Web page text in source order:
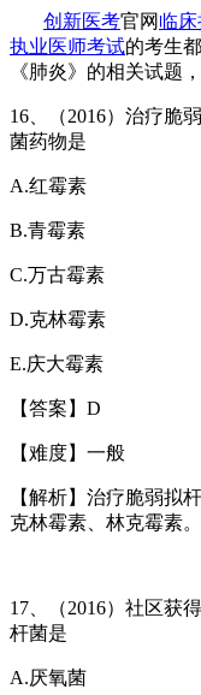
创新医考官网 临
执业医师考试的考生
《肺炎》的相关试题
16 、（2016）治疗脆
菌药物是
A.红霉素
B.青霉素
C.万古霉素
D.克林霉素
E.庆大霉素
【答案】 D
【难度】一般
【解析】治疗脆弱拟
克林霉素、林克霉素。
17 、（2016）社区获
杆菌是
A.厌氧菌